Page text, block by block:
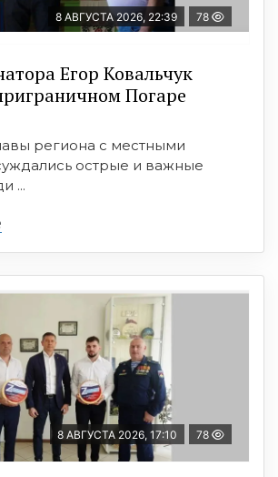
8 АВГУСТА 2026, 22:39 78
Егор Ковальчук
Погаре
региона с местными
острые и важные
...
8 АВГУСТА 2026, 17:10 78